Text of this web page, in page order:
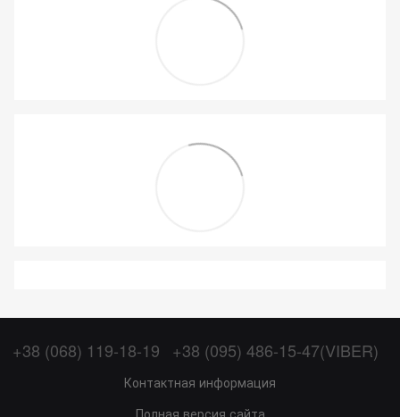
+38 (068) 119-18-19 +38 (095) 486-15-47(VIBER)
Контактная информация
Полная версия сайта